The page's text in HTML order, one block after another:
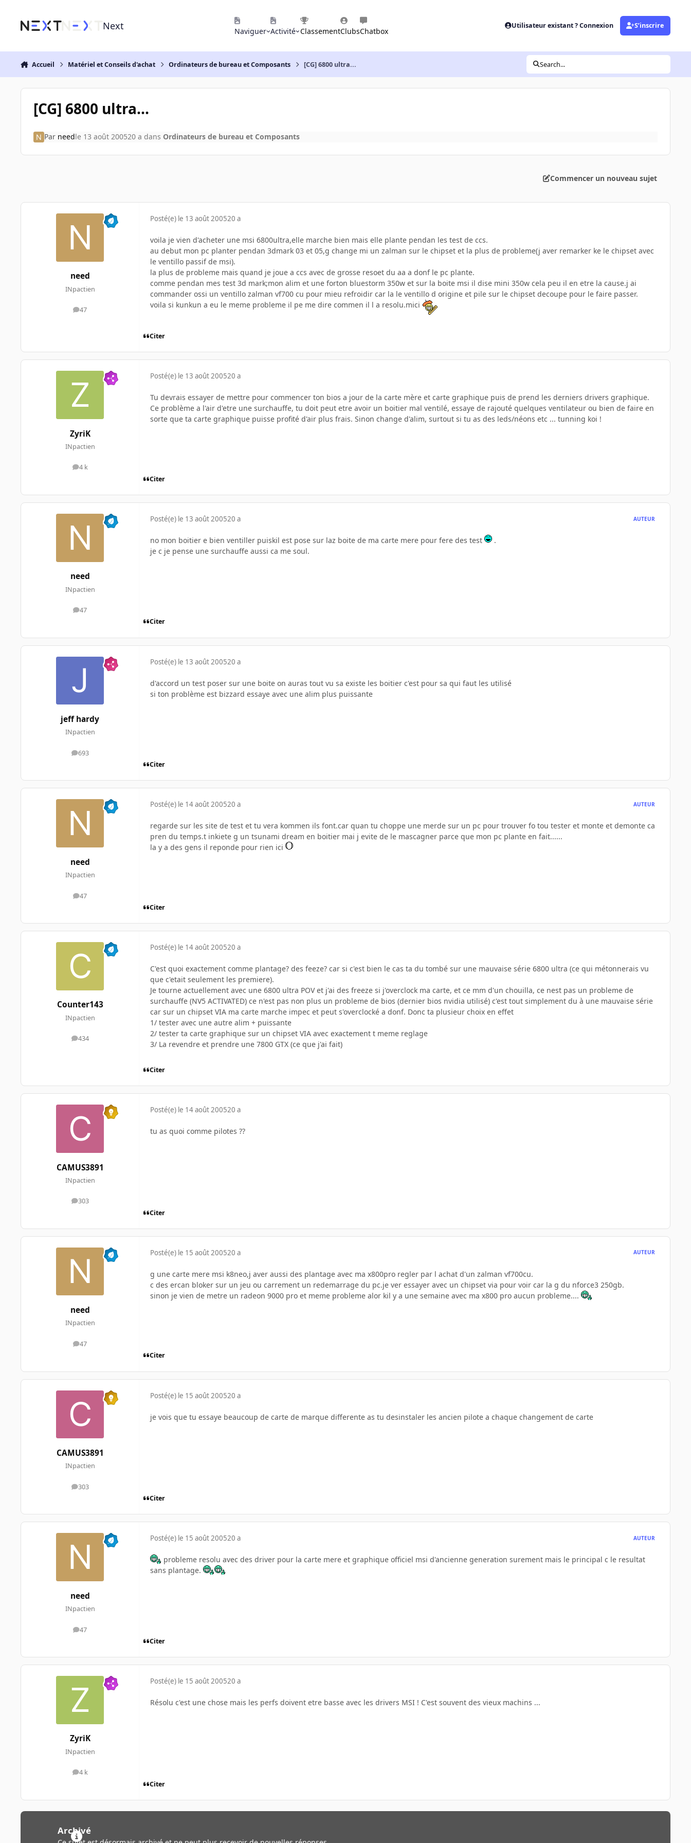
Next Naviguer Activité ClassementClubsChatbox
Utilisateur existant ? Connexion S’inscrire
Accueil Matériel et Conseils d'achat Ordinateurs de bureau et Composants [CG] 6800 ultra... Search...
[CG] 6800 ultra...
Par needle 13 août 200520 a dans Ordinateurs de bureau et Composants
Commencer un nouveau sujet
need
INpactien
47
messages
Posté(e) le 13 août 200520 a
voila je vien d'acheter une msi 6800ultra,elle marche bien mais elle plante pendan les test de ccs.
au debut mon pc planter pendan 3dmark 03 et 05,g change mi un zalman sur le chipset et la plus de probleme(j aver remarker ke le chipset avec
le ventillo passif de msi).
la plus de probleme mais quand je joue a ccs avec de grosse resoet du aa a donf le pc plante.
comme pendan mes test 3d mark;mon alim et une forton bluestorm 350w et sur la boite msi il dise mini 350w cela peu il en etre la cause.j ai
commander ossi un ventillo zalman vf700 cu pour mieu refroidir car la le ventillo d origine et pile sur le chipset decoupe pour le faire passer.
voila si kunkun a eu le meme probleme il pe me dire commen il l a resolu.mici
Citer
ZyriK
INpactien
4 k
messages
Posté(e) le 13 août 200520 a
Tu devrais essayer de mettre pour commencer ton bios a jour de la carte mère et carte graphique puis de prend les derniers drivers graphique.
Ce problème a l'air d'etre une surchauffe, tu doit peut etre avoir un boitier mal ventilé, essaye de rajouté quelques ventilateur ou bien de faire en
sorte que ta carte graphique puisse profité d'air plus frais. Sinon change d'alim, surtout si tu as des leds/néons etc ... tunning koi !
Citer
need
INpactien
47
messages
Posté(e) le 13 août 200520 a AUTEUR
no mon boitier e bien ventiller puiskil est pose sur laz boite de ma carte mere pour fere des test
.
je c je pense une surchauffe aussi ca me soul.
Citer
jeff hardy
INpactien
693
messages
Posté(e) le 13 août 200520 a
d'accord un test poser sur une boite on auras tout vu sa existe les boitier c'est pour sa qui faut les utilisé
si ton problème est bizzard essaye avec une alim plus puissante
Citer
need
INpactien
47
messages
Posté(e) le 14 août 200520 a AUTEUR
regarde sur les site de test et tu vera kommen ils font.car quan tu choppe une merde sur un pc pour trouver fo tou tester et monte et demonte ca
pren du temps.t inkiete g un tsunami dream en boitier mai j evite de le mascagner parce que mon pc plante en fait......
la y a des gens il reponde pour rien ici
Citer
Counter143
INpactien
434
messages
Posté(e) le 14 août 200520 a
C'est quoi exactement comme plantage? des feeze? car si c'est bien le cas ta du tombé sur une mauvaise série 6800 ultra (ce qui métonnerais vu
que c'etait seulement les premiere).
Je tourne actuellement avec une 6800 ultra POV et j'ai des freeze si j'overclock ma carte, et ce mm d'un chouilla, ce nest pas un probleme de
surchauffe (NV5 ACTIVATED) ce n'est pas non plus un probleme de bios (dernier bios nvidia utilisé) c'est tout simplement du à une mauvaise série
car sur un chipset VIA ma carte marche impec et peut s'overclocké a donf. Donc ta plusieur choix en effet
1/ tester avec une autre alim + puissante
2/ tester ta carte graphique sur un chipset VIA avec exactement t meme reglage
3/ La revendre et prendre une 7800 GTX (ce que j'ai fait)
Citer
CAMUS3891
INpactien
303
messages
Posté(e) le 14 août 200520 a
tu as quoi comme pilotes ??
Citer
need
INpactien
47
messages
Posté(e) le 15 août 200520 a AUTEUR
g une carte mere msi k8neo,j aver aussi des plantage avec ma x800pro regler par l achat d'un zalman vf700cu.
c des ercan bloker sur un jeu ou carrement un redemarrage du pc.je ver essayer avec un chipset via pour voir car la g du nforce3 250gb.
sinon je vien de metre un radeon 9000 pro et meme probleme alor kil y a une semaine avec ma x800 pro aucun probleme....
Citer
CAMUS3891
INpactien
303
messages
Posté(e) le 15 août 200520 a
je vois que tu essaye beaucoup de carte de marque differente as tu desinstaler les ancien pilote a chaque changement de carte
Citer
need
INpactien
47
messages
Posté(e) le 15 août 200520 a AUTEUR
probleme resolu avec des driver pour la carte mere et graphique officiel msi d'ancienne generation surement mais le principal c le resultat
sans plantage.
Citer
ZyriK
INpactien
4 k
messages
Posté(e) le 15 août 200520 a
Résolu c'est une chose mais les perfs doivent etre basse avec les drivers MSI ! C'est souvent des vieux machins ...
Citer
Archivé